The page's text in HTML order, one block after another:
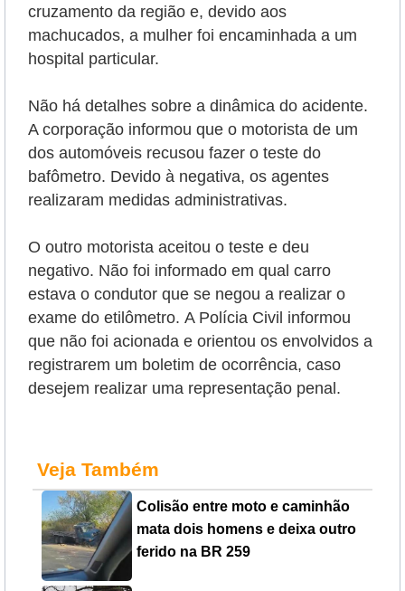
cruzamento da região e, devido aos
machucados, a mulher foi encaminhada a um
hospital particular.
Não há detalhes sobre a dinâmica do acidente.
A corporação informou que o motorista de um
dos automóveis recusou fazer o teste do
bafômetro. Devido à negativa, os agentes
realizaram medidas administrativas.
O outro motorista aceitou o teste e deu
negativo. Não foi informado em qual carro
estava o condutor que se negou a realizar o
exame do etilômetro. A Polícia Civil informou
que não foi acionada e orientou os envolvidos a
registrarem um boletim de ocorrência, caso
desejem realizar uma representação penal.
Veja Também
Colisão entre moto e caminhão
mata dois homens e deixa outro
ferido na BR 259